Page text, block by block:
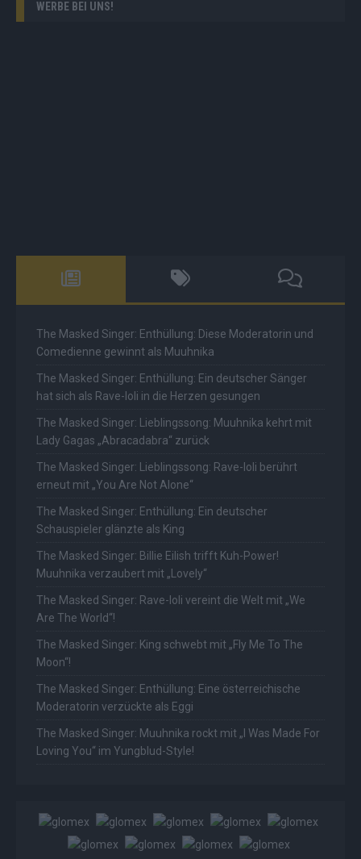
WERBE BEI UNS!
The Masked Singer: Enthüllung: Diese Moderatorin und
Comedienne gewinnt als Muuhnika
The Masked Singer: Enthüllung: Ein deutscher Sänger
hat sich als Rave-Ioli in die Herzen gesungen
The Masked Singer: Lieblingssong: Muuhnika kehrt mit
Lady Gagas „Abracadabra“ zurück
The Masked Singer: Lieblingssong: Rave-Ioli berührt
erneut mit „You Are Not Alone“
The Masked Singer: Enthüllung: Ein deutscher
Schauspieler glänzte als King
The Masked Singer: Billie Eilish trifft Kuh-Power!
Muuhnika verzaubert mit „Lovely“
The Masked Singer: Rave-Ioli vereint die Welt mit „We
Are The World“!
The Masked Singer: King schwebt mit „Fly Me To The
Moon“!
The Masked Singer: Enthüllung: Eine österreichische
Moderatorin verzückte als Eggi
The Masked Singer: Muuhnika rockt mit „I Was Made For
Loving You“ im Yungblud-Style!